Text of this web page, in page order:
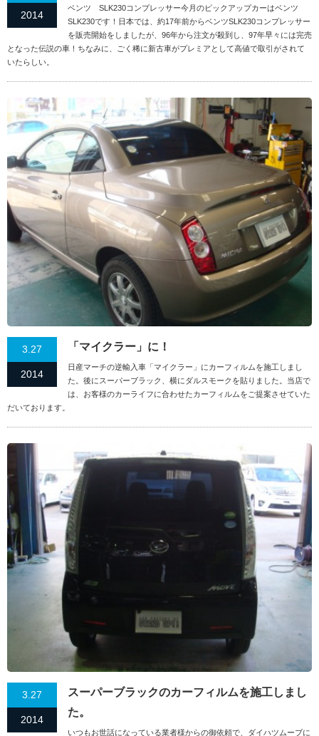
2014
ベンツ SLK230コンプレッサー今月のピックアップカーはベンツ
SLK230です！日本では、約17年前からベンツSLK230コンプレッサー
を販売開始をしましたが、96年から注文が殺到し、97年早々には完売
となった伝説の車！ちなみに、ごく稀に新古車がプレミアとして高値で取引がされて
いたらしい。
3.27
2014
「マイクラー」に！
日産マーチの逆輸入車「マイクラー」にカーフィルムを施工しまし
た。後にスーパーブラック、横にダルスモークを貼りました。当店で
は、お客様のカーライフに合わせたカーフィルムをご提案させていた
だいております。
3.27
2014
スーパーブラックのカーフィルムを施工しまし
た。
いつもお世話になっている業者様からの御依頼で、ダイハツムーブに